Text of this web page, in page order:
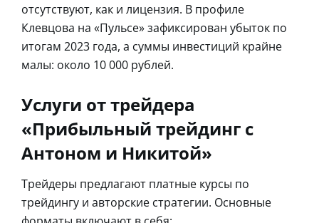
отсутствуют, как и лицензия. В профиле
Клевцова на «Пульсе» зафиксирован убыток по
итогам 2023 года, а суммы инвестиций крайне
малы: около 10 000 рублей.
Услуги от трейдера
«Прибыльный трейдинг с
Антоном и Никитой»
Трейдеры предлагают платные курсы по
трейдингу и авторские стратегии. Основные